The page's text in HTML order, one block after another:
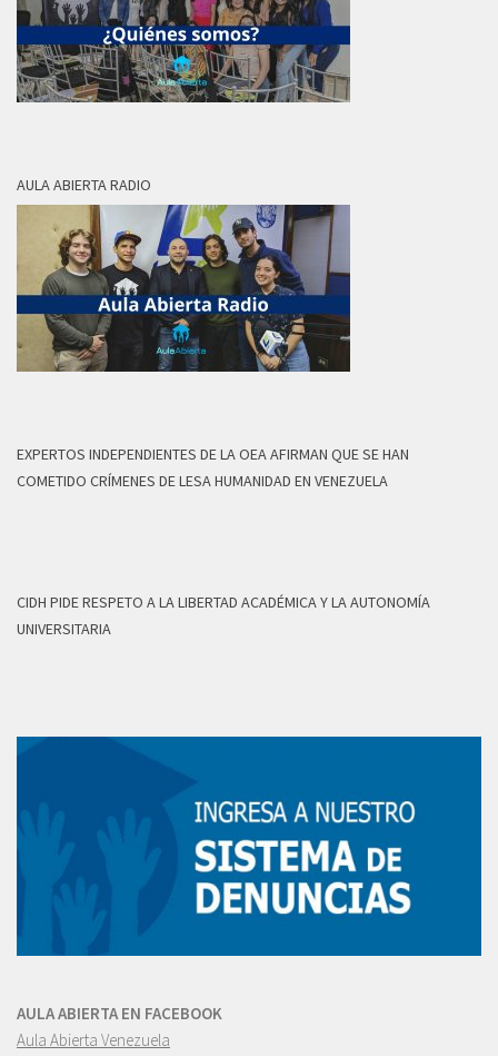
AULA ABIERTA RADIO
EXPERTOS INDEPENDIENTES DE LA OEA AFIRMAN QUE SE HAN
COMETIDO CRÍMENES DE LESA HUMANIDAD EN VENEZUELA
CIDH PIDE RESPETO A LA LIBERTAD ACADÉMICA Y LA AUTONOMÍA
UNIVERSITARIA
AULA ABIERTA EN FACEBOOK
Aula Abierta Venezuela